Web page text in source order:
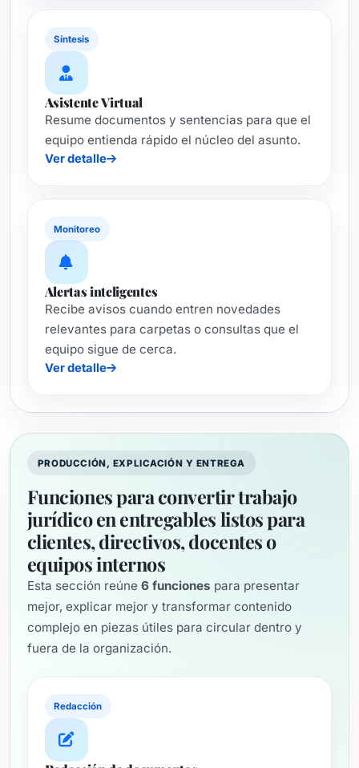
Síntesis
Asistente Virtual
Resume documentos y sentencias para que el
equipo entienda rápido el núcleo del asunto.
Ver detalle
Monitoreo
Alertas inteligentes
Recibe avisos cuando entren novedades
relevantes para carpetas o consultas que el
equipo sigue de cerca.
Ver detalle
PRODUCCIÓN, EXPLICACIÓN Y ENTREGA
Funciones para convertir trabajo
jurídico en entregables listos para
clientes, directivos, docentes o
equipos internos
Esta sección reúne 6 funciones para presentar
mejor, explicar mejor y transformar contenido
complejo en piezas útiles para circular dentro y
fuera de la organización.
Redacción